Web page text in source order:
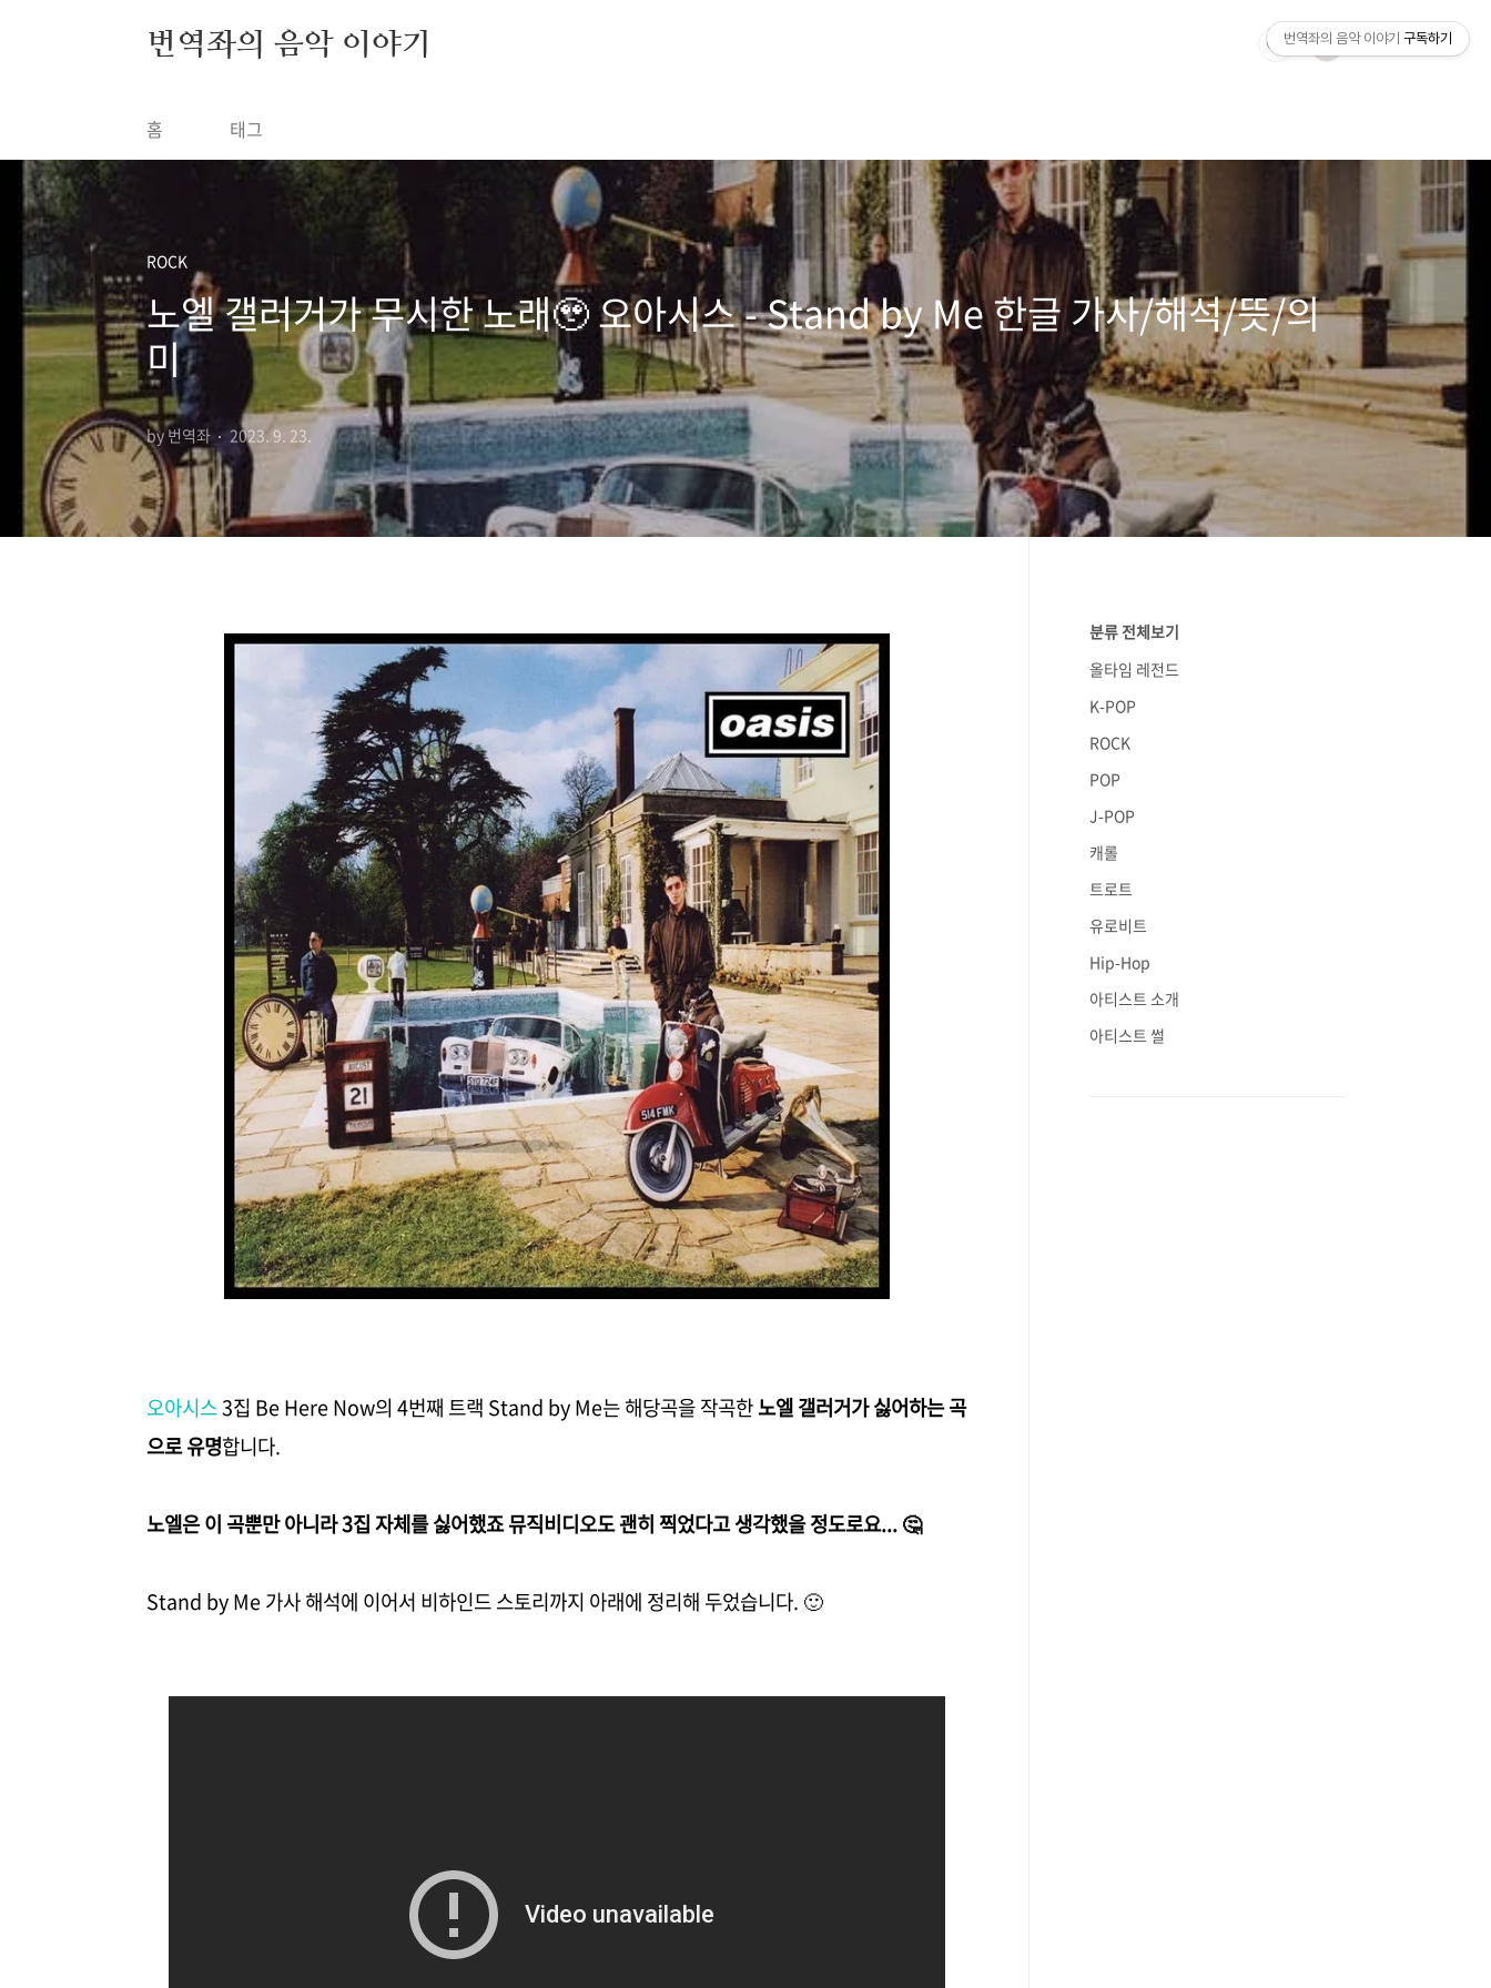
번역좌의 음악 이야기
홈 태그
ROCK
노엘 갤러거가 무시한 노래🥹 오아시스 - Stand by Me 한글 가사/해석/뜻/의
미
by 번역좌 2023. 9. 23.
오아시스3집 Be Here Now의 4번째 트랙 Stand by Me는 해당곡을 작곡한노엘 갤러거가 싫어하는 곡
으로 유명합니다.
노엘은 이 곡뿐만 아니라 3집 자체를 싫어했죠 뮤직비디오도 괜히 찍었다고 생각했을 정도로요... 🤔
Stand by Me 가사 해석에 이어서 비하인드 스토리까지 아래에 정리해 두었습니다. 🙂
분류 전체보기
올타임 레전드
K-POP
ROCK
POP
J-POP
캐롤
트로트
유로비트
Hip-Hop
아티스트 소개
아티스트 썰
번역좌의 음악 이야기 구독하기